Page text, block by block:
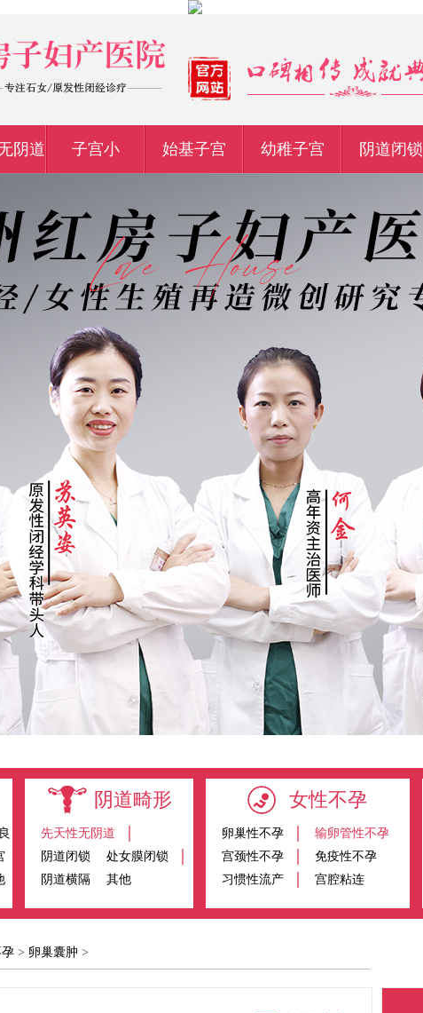
阴道 子宫小 始基子宫 幼稚子宫 阴道闭锁
阴道畸形
先天性无阴道
阴道闭锁
处女膜闭锁
阴道横隔
其他
女性不孕
卵巢性不孕
输卵管性不孕
宫颈性不孕
免疫性不孕
习惯性流产
宫腔粘连
> 卵巢囊肿 >